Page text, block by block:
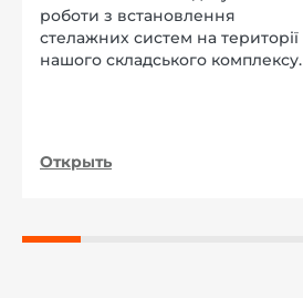
роботи з встановлення
стелажних систем на території
нашого складського комплексу.
Открыть